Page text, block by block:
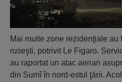
Mai multe zone rezidenţiale au
ruseşti, potrivit Le Figaro.
au raportat un atac aerian
din Sumî în nord-estul ţării.